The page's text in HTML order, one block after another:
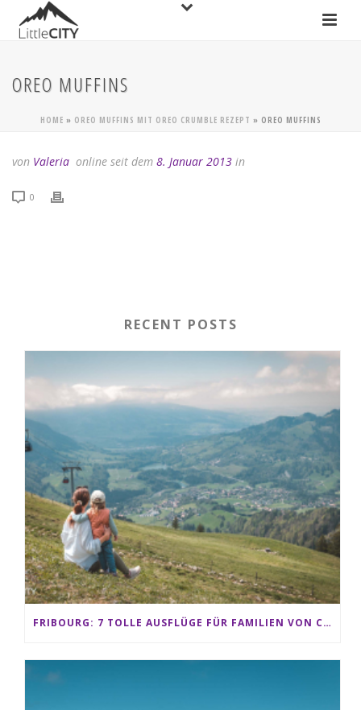
OREO MUFFINS
HOME » OREO MUFFINS MIT OREO CRUMBLE REZEPT » OREO MUFFINS
von Valeria online seit dem 8. Januar 2013 in
0
RECENT POSTS
FRIBOURG: 7 TOLLE AUSFLÜGE FÜR FAMILIEN VON CHARMEY BIS LES PACCOTS